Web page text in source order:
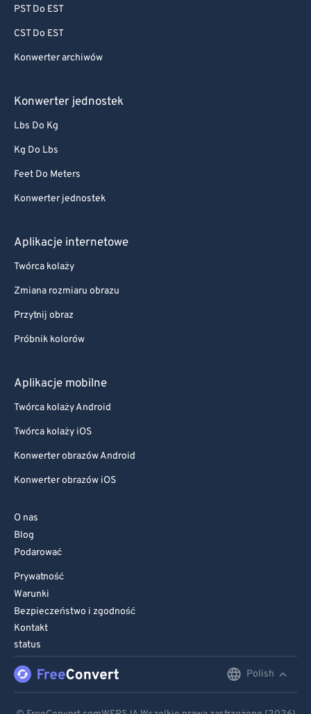
PST Do EST
CST Do EST
Konwerter archiwów
Konwerter jednostek
Lbs Do Kg
Kg Do Lbs
Feet Do Meters
Konwerter jednostek
Aplikacje internetowe
Twórca kolaży
Zmiana rozmiaru obrazu
Przytnij obraz
Próbnik kolorów
Aplikacje mobilne
Twórca kolaży Android
Twórca kolaży iOS
Konwerter obrazów Android
Konwerter obrazów iOS
O nas
Blog
Podarować
Prywatność
Warunki
Bezpieczeństwo i zgodność
Kontakt
status
Polish